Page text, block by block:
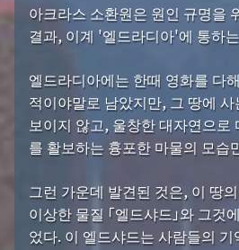
아크라스 소환원은 원인 규명을
결과, 이계 '엘드라디아'에 통하
엘드라디아에는 한때 영화를 다
적이야말로 남았지만, 그 땅에
보이지 않고, 울창한 대자연으로
를 활보하는 흉포한 마물의 모습
그런 가운데 발견된 것은, 이 땅
이상한 물질 「엘드샤드」와 그것
었다. 이 엘드샤드는 사람들의